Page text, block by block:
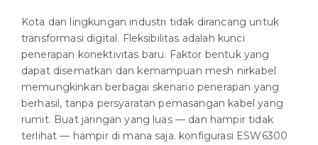
Kota dan lingkungan industri tidak dirancang untuk
transformasi digital. Fleksibilitas adalah kunci
penerapan konektivitas baru. Faktor bentuk yang
dapat disematkan dan kemampuan mesh nirkabel
memungkinkan berbagai skenario penerapan yang
berhasil, tanpa persyaratan pemasangan kabel yang
rumit. Buat jaringan yang luas — dan hampir tidak
terlihat — hampir di mana saja. konfigurasi ESW6300